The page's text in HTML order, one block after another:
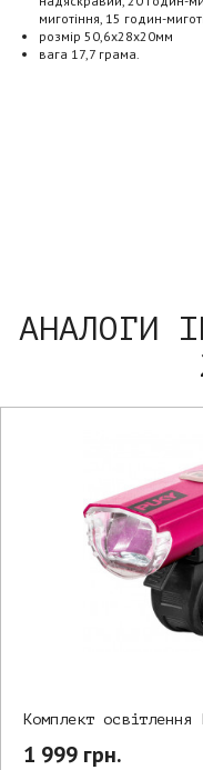
миготіння, 15 годин-
розмір 50,6х28х20мм
вага 17,7 грама.
АНАЛОГИ
Комплект освітлення
1 999 грн.